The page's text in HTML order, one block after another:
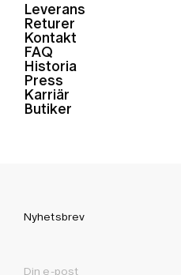
Leverans
Returer
Kontakt
FAQ
Historia
Press
Karriär
Butiker
Nyhetsbrev